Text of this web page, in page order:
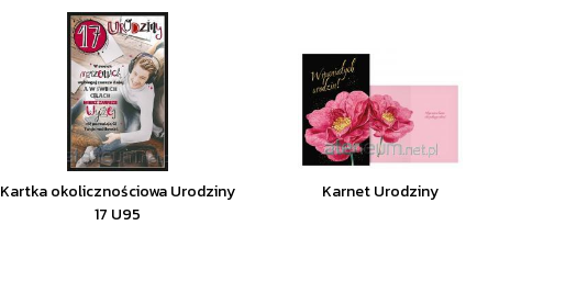
Kartka okolicznościowa Urodziny
17 U95
Karnet Urodziny